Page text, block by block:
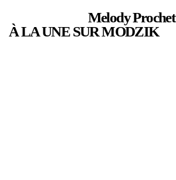
Melody Prochet
À LA UNE SUR MODZIK